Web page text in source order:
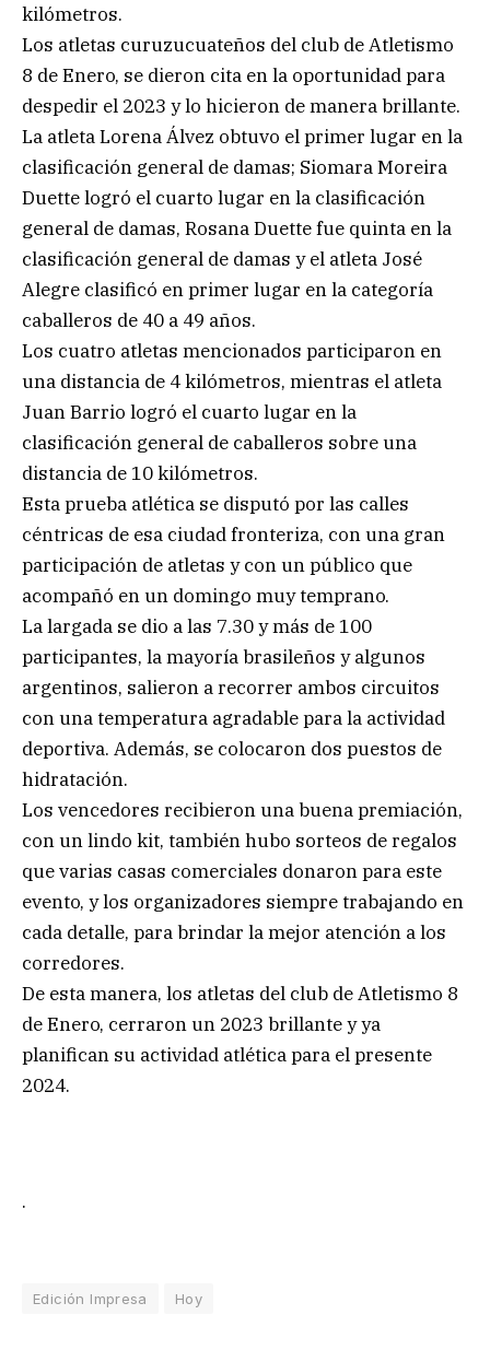
kilómetros.
Los atletas curuzucuateños del club de Atletismo
8 de Enero, se dieron cita en la oportunidad para
despedir el 2023 y lo hicieron de manera brillante.
La atleta Lorena Álvez obtuvo el primer lugar en la
clasificación general de damas; Siomara Moreira
Duette logró el cuarto lugar en la clasificación
general de damas, Rosana Duette fue quinta en la
clasificación general de damas y el atleta José
Alegre clasificó en primer lugar en la categoría
caballeros de 40 a 49 años.
Los cuatro atletas mencionados participaron en
una distancia de 4 kilómetros, mientras el atleta
Juan Barrio logró el cuarto lugar en la
clasificación general de caballeros sobre una
distancia de 10 kilómetros.
Esta prueba atlética se disputó por las calles
céntricas de esa ciudad fronteriza, con una gran
participación de atletas y con un público que
acompañó en un domingo muy temprano.
La largada se dio a las 7.30 y más de 100
participantes, la mayoría brasileños y algunos
argentinos, salieron a recorrer ambos circuitos
con una temperatura agradable para la actividad
deportiva. Además, se colocaron dos puestos de
hidratación.
Los vencedores recibieron una buena premiación,
con un lindo kit, también hubo sorteos de regalos
que varias casas comerciales donaron para este
evento, y los organizadores siempre trabajando en
cada detalle, para brindar la mejor atención a los
corredores.
De esta manera, los atletas del club de Atletismo 8
de Enero, cerraron un 2023 brillante y ya
planifican su actividad atlética para el presente
2024.
.
Edición Impresa Hoy